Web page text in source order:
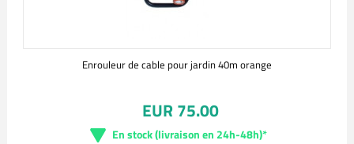
Enrouleur de cable pour jardin 40m orange
EUR 75.00
En stock (livraison en 24h-48h)*